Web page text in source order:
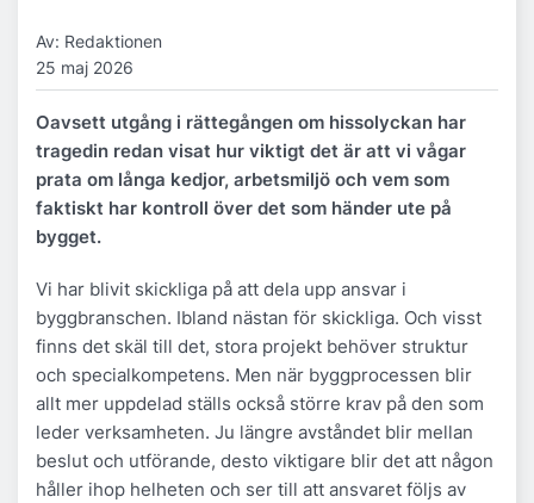
Av: Redaktionen
25 maj 2026
Oavsett utgång i rättegången om hissolyckan har
tragedin redan visat hur viktigt det är att vi vågar
prata om långa kedjor, arbetsmiljö och vem som
faktiskt har kontroll över det som händer ute på
bygget.
Vi har blivit skickliga på att dela upp ansvar i
byggbranschen. Ibland nästan för skickliga. Och visst
finns det skäl till det, stora projekt behöver struktur
och specialkompetens. Men när byggprocessen blir
allt mer uppdelad ställs också större krav på den som
leder verksamheten. Ju längre avståndet blir mellan
beslut och utförande, desto viktigare blir det att någon
håller ihop helheten och ser till att ansvaret följs av